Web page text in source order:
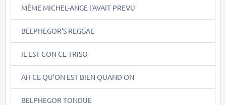
MÊME MICHEL-ANGE l'AVAIT PREVU
BELPHEGOR'S REGGAE
IL EST CON CE TRISO
AH CE QU'ON EST BIEN QUAND ON
BELPHEGOR TONDUE